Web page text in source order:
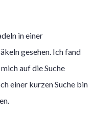
in einer
gesehen. Ich fand
auf die Suche
einer kurzen Suche bin